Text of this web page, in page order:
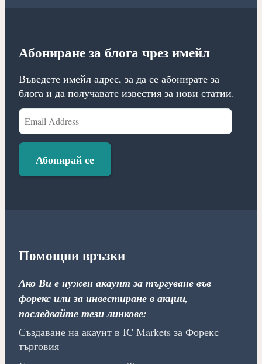
Абониране за блога чрез имейл
Въведете имейл адрес, за да се абонирате за
блога и да получавате известия за нови статии.
Email
Address
Абонирай се
Помощни връзки
Ако Ви е нужен акаунт за търгуване във
форекс или за инвестиране в акции,
последвайте тези линкове:
Създаване на акаунт в IC Markets за Форекс
търговия